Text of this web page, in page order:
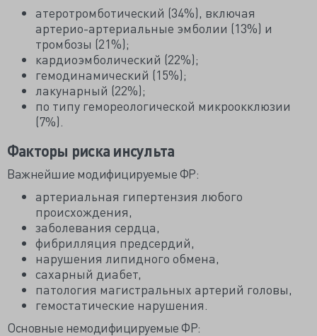
атеротромботический (34%), включая
артерио-артериальные эмболии (13%) и
тромбозы (21%);
кардиоэмболический (22%);
гемодинамический (15%);
лакунарный (22%);
по типу гемореологической микроокклюзии
(7%).
Факторы риска инсульта
Важнейшие модифицируемые ФР:
артериальная гипертензия любого
происхождения,
заболевания сердца,
фибрилляция предсердий,
нарушения липидного обмена,
сахарный диабет,
патология магистральных артерий головы,
гемостатические нарушения.
Основные немодифицируемые ФР: